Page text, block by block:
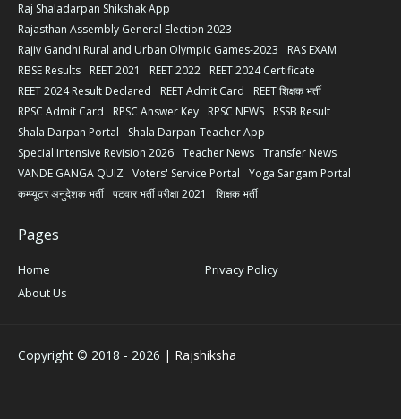
Raj Shaladarpan Shikshak App
Rajasthan Assembly General Election 2023
Rajiv Gandhi Rural and Urban Olympic Games-2023
RAS EXAM
RBSE Results
REET 2021 REET 2022
REET 2024 Certificate
REET 2024 Result Declared
REET Admit Card
REET शिक्षक भर्ती
RPSC Admit Card
RPSC Answer Key RPSC NEWS
RSSB Result
Shala Darpan Portal
Shala Darpan-Teacher App
Special Intensive Revision 2026 Teacher News Transfer News
VANDE GANGA QUIZ Voters' Service Portal
Yoga Sangam Portal
कम्प्यूटर अनुदेशक भर्ती पटवार भर्ती परीक्षा 2021 शिक्षक भर्ती
Pages
Home
Privacy Policy
About Us
Copyright © 2018 - 2026 | Rajshiksha